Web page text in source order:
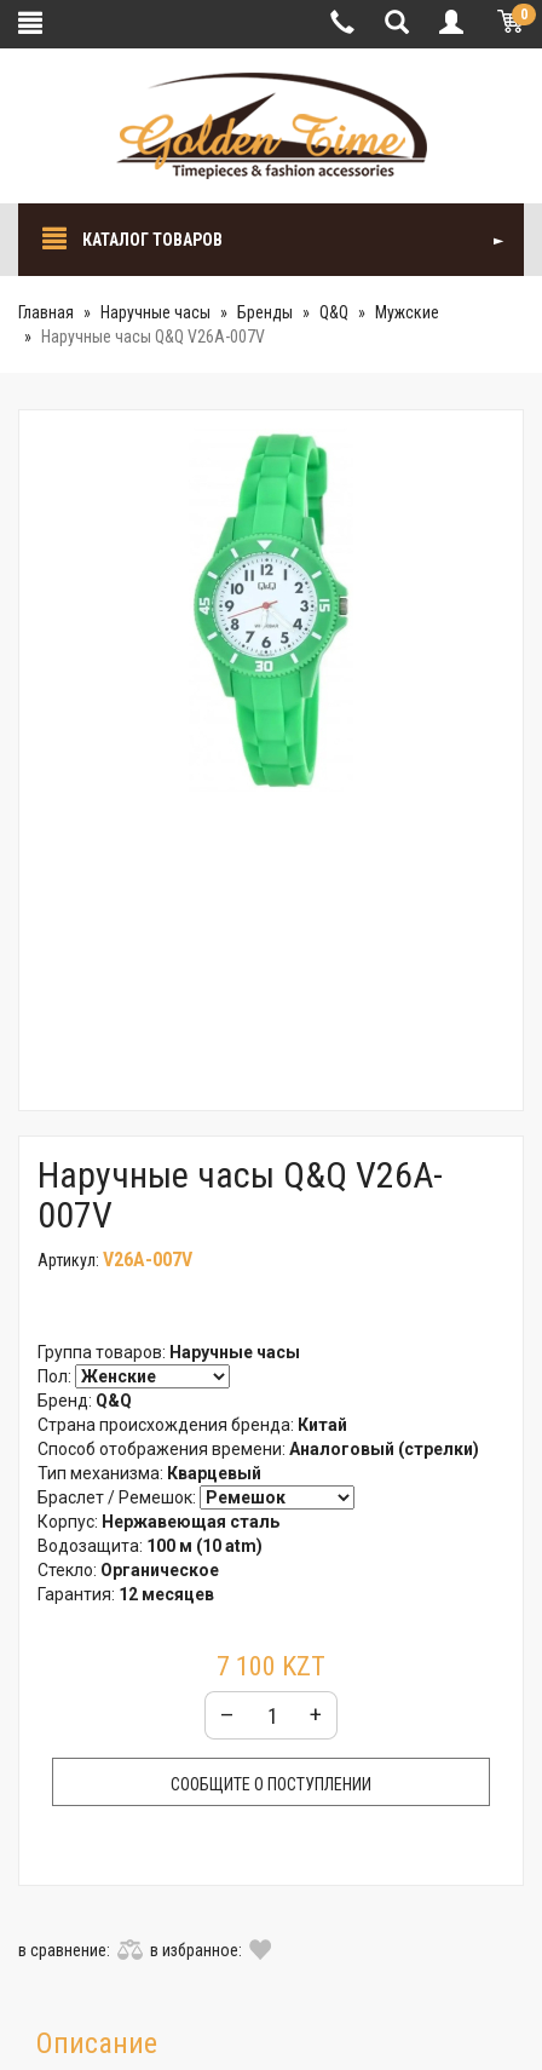
0
КАТАЛОГ ТОВАРОВ
Главная Наручные часы Бренды Q&Q
Мужские
Наручные часы Q&Q V26A-007V
Наручные часы Q&Q V26A-
007V
Артикул: V26A-007V
Группа товаров: Наручные часы
Пол:
Бренд: Q&Q
Страна происхождения бренда: Китай
Способ отображения времени: Аналоговый (стрелки)
Тип механизма: Кварцевый
Браслет / Ремешок:
Корпус: Нержавеющая сталь
Водозащита: 100 м (10 atm)
Стекло: Органическое
Гарантия: 12 месяцев
7 100 KZT
– +
СООБЩИТЕ О ПОСТУПЛЕНИИ
в сравнение: в избранное:
Описание